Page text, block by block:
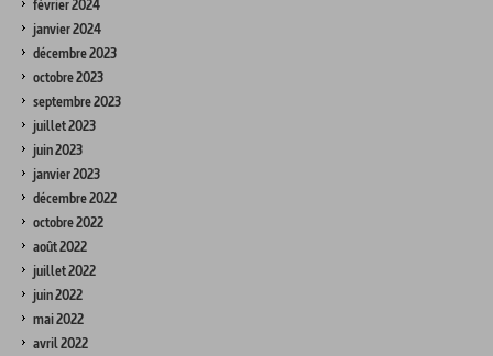
février 2024
janvier 2024
décembre 2023
octobre 2023
septembre 2023
juillet 2023
juin 2023
janvier 2023
décembre 2022
octobre 2022
août 2022
juillet 2022
juin 2022
mai 2022
avril 2022